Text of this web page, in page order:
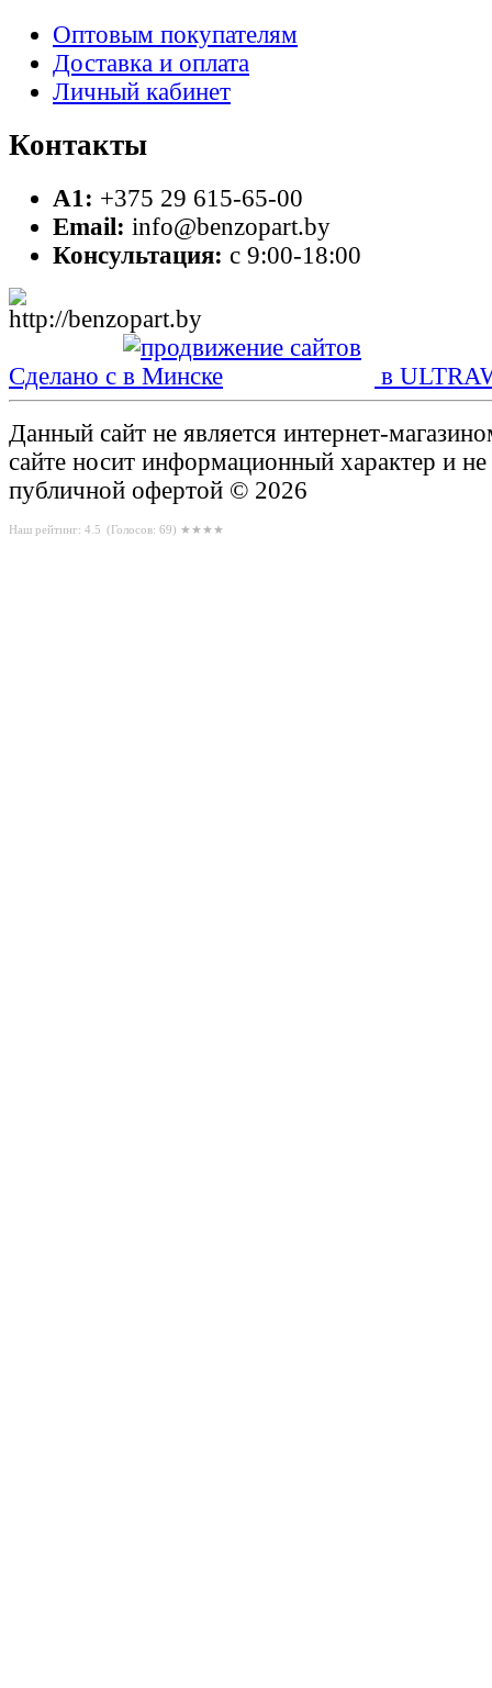
Оптовым покупателям
Доставка и оплата
Личный кабинет
Контакты
A1: +375 29 615-65-00
Email: info@benzopart.by
Консультация: с 9:00-18:00
Сделано с в
Данный сайт не является интернет-
сайте носит информационный характер и не
публичной офертой © 2026
Наш рейтинг: 4.5 (Голосов: 69) ★★★★